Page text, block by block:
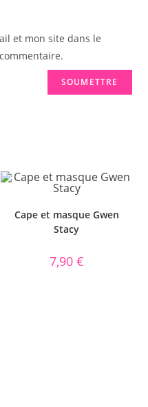
et mon site dans le
Cape et masque Gwen
Stacy
7,90 €